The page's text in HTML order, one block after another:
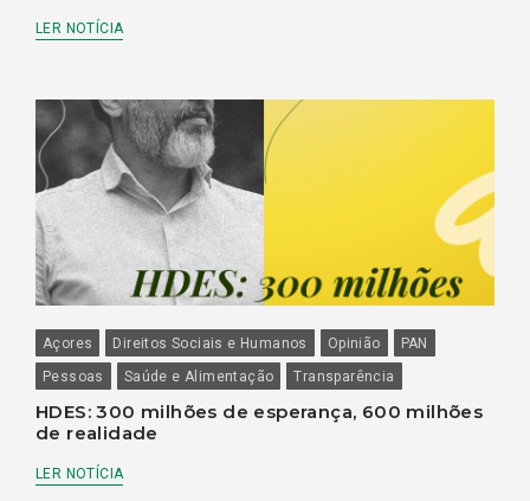
LER NOTÍCIA
Açores Direitos Sociais e Humanos Opinião
PAN
Pessoas
Saúde e Alimentação Transparência
HDES: 300 milhões de esperança, 600 milhões
de realidade
LER NOTÍCIA